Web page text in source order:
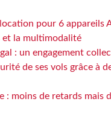
pour 6 appareils
et la multimodalité
: un engagement
de ses vols grâce à
: moins de retards mais